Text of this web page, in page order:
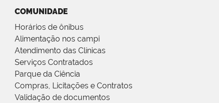
COMUNIDADE
Horários de ônibus
Alimentação nos campi
Atendimento das Clínicas
Serviços Contratados
Parque da Ciência
Compras, Licitações e Contratos
Validação de documentos